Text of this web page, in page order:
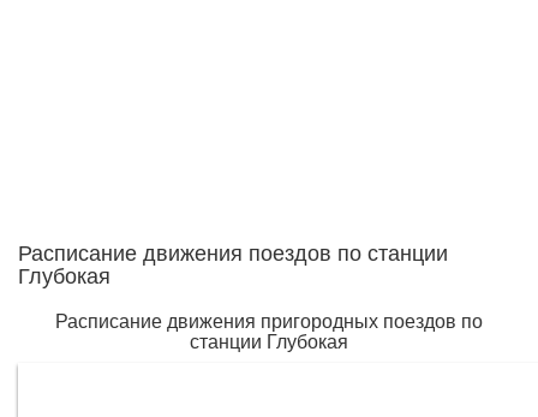
Расписание движения поездов по станции
Глубокая
Расписание движения пригородных поездов по
станции Глубокая